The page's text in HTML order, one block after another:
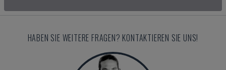
HABEN SIE WEITERE FRAGEN? KONTAKTIEREN SIE UNS!